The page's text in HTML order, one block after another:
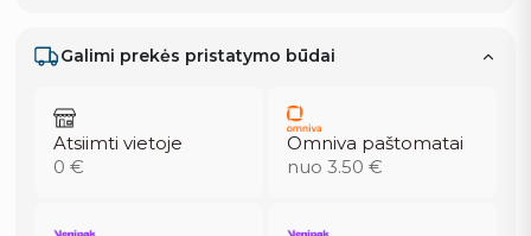
Galimi prekės pristatymo būdai
Atsiimti vietoje
0 €
Omniva paštomatai
nuo 3.50 €